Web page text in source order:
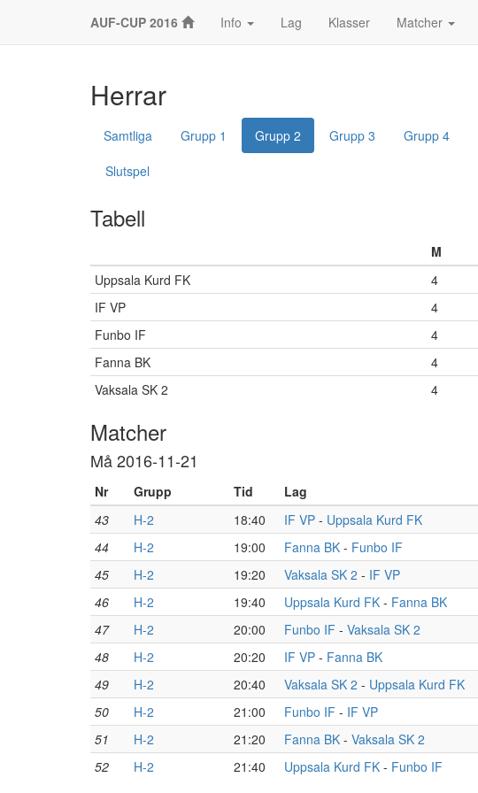
AUF-CUP 2016 Info Lag Klasser Matcher
Herrar
Samtliga Grupp 1 Grupp 2 Grupp 3 Grupp 4
Slutspel
Tabell
M
Uppsala Kurd FK
4
IF VP
4
Funbo IF
4
Fanna BK
4
Vaksala SK 2
4
Matcher
Må 2016-11-21
Nr Grupp Tid Lag
43
H-2 18:40 IF VP - Uppsala Kurd FK
44
H-2 19:00 Fanna BK - Funbo IF
45
H-2 19:20 Vaksala SK 2 - IF VP
46
H-2 19:40 Uppsala Kurd FK - Fanna BK
47
H-2 20:00 Funbo IF - Vaksala SK 2
48
H-2 20:20 IF VP - Fanna BK
49
H-2 20:40 Vaksala SK 2 - Uppsala Kurd FK
50
H-2 21:00 Funbo IF - IF VP
51
H-2 21:20 Fanna BK - Vaksala SK 2
52
H-2 21:40 Uppsala Kurd FK - Funbo IF